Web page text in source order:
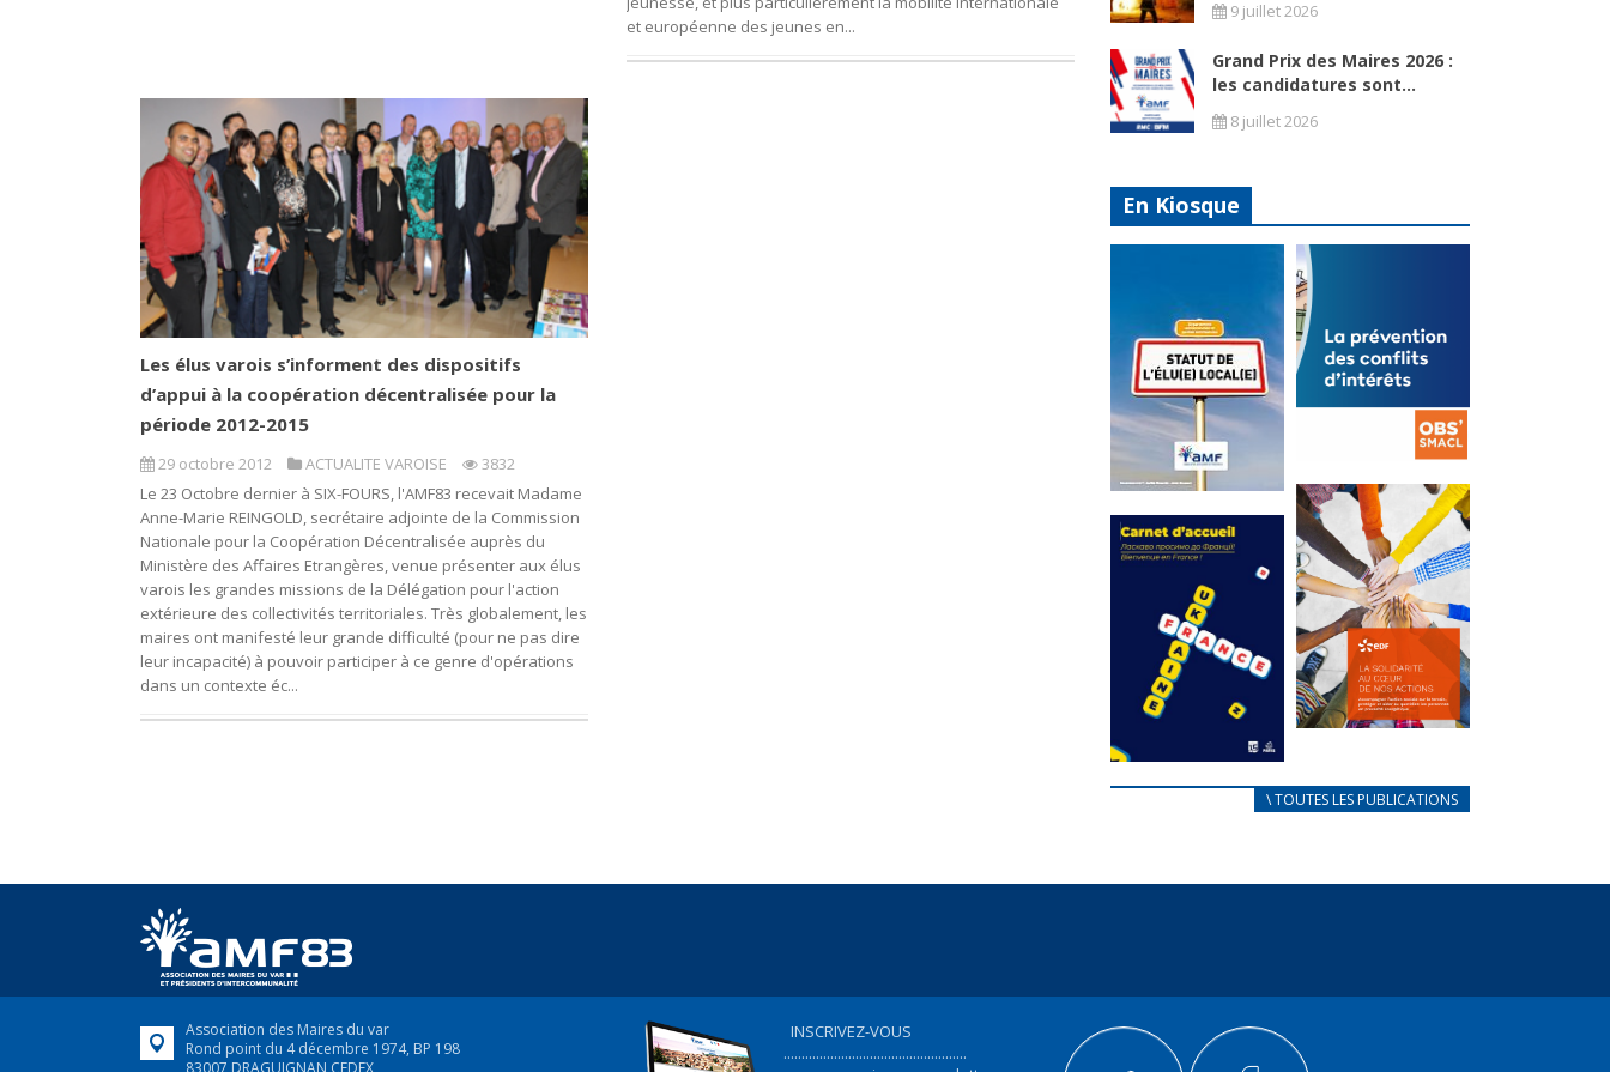
et européenne des jeunes en...
Les élus varois s’informent des dispositifs
d’appui à la coopération décentralisée pour la
période 2012-2015
29 octobre 2012 ACTUALITE VAROISE
3832
Le 23 Octobre dernier à SIX-FOURS, l'AMF83 recevait Madame
Anne-Marie REINGOLD, secrétaire adjointe de la Commission
Nationale pour la Coopération Décentralisée auprès du
Ministère des Affaires Etrangères, venue présenter aux élus
varois les grandes missions de la Délégation pour l'action
extérieure des collectivités territoriales. Très globalement, les
maires ont manifesté leur grande difficulté (pour ne pas dire
leur incapacité) à pouvoir participer à ce genre d'opérations
dans un contexte éc...
9 juillet 2026
Grand Prix des Maires 2026 :
les candidatures sont...
8 juillet 2026
En Kiosque
Statut de
l’élu local
Mise à jour avril
2024
FEUILLETER
La
prévention
des conflits
d’intérêts
18 septembre 2023
FEUILLETER
au coeur de
nos actions
en France,...
FEUILLETER
\ TOUTES LES PUBLICATIONS
Association des Maires du var
Rond point du 4 décembre 1974, BP 198
83007 DRAGUIGNAN CEDEX
INSCRIVEZ-VOUS
...................................................